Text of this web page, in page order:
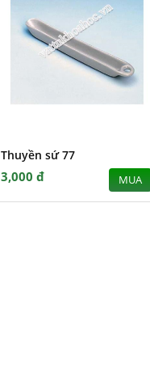
Thuyền sứ 77
3,000 đ MUA